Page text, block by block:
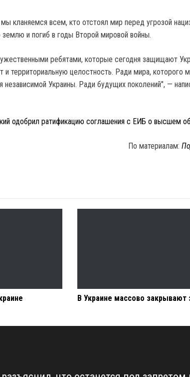
кланяемся всем, кто отстоял мир перед угрозой
и погиб в годы Второй мировой войны.
ребятами, которые сегодня защищают
и территориальную целостность. Ради мира, которого
Украины. Ради будущих поколений", —
одобрил ратификацию соглашения с ЕИБ о высшем
По материалам:
В Украине массово закрывают